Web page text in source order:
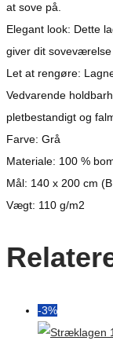
at sove på.
Elegant look: Dette
giver dit soveværelse
Let at rengøre:
Vedvarende
pletbestandigt og
Farve: Grå
Materiale: 100 %
Mål: 140 x 200 cm
Vægt: 110 g/m2
-3%